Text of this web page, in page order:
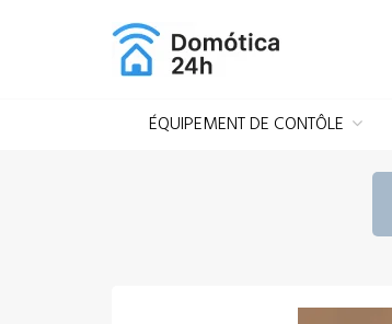
ÉQUIPEMENT DE CONTÔLE